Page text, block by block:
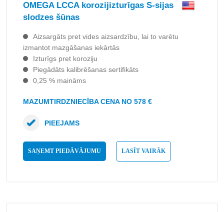
OMEGA LCCA korozijizturīgas S-sijas
slodzes šūnas
Aizsargāts pret vides aizsardzību, lai to varētu
izmantot mazgāšanas iekārtās
Izturīgs pret koroziju
Piegādāts kalibrēšanas sertifikāts
0,25 % maināms
MAZUMTIRDZNIECĪBA CENA NO 578 €
SAŅEMT PIEDĀVĀJUMU LASĪT VAIRĀK
PIEEJAMS